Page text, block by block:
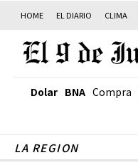
HOME EL DIARIO CLIMA
Dolar BNA Compra
LA REGION